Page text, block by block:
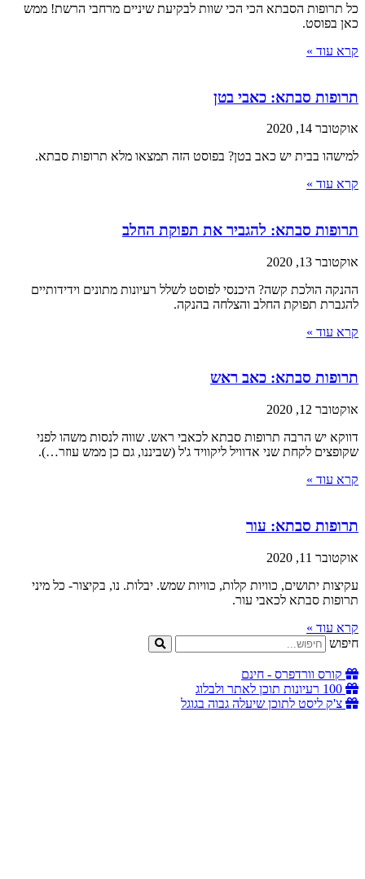
כל תרופות הסבתא הכי הכי שוות לבקיעת שיניים מרחבי הרשת! ממש
כאן בפוסט.
קרא עוד »
תרופות סבתא: כאבי בטן
אוקטובר 14, 2020
למישהו בבית יש כאב בטן? בפוסט הזה תמצאו מלא תרופות סבתא.
קרא עוד »
תרופות סבתא: להגביר את תפוקת החלב
אוקטובר 13, 2020
ההנקה הולכת קשה? היכנסי לפוסט לשלל רעיונות מתונים וידידותיים
להגברת תפוקת החלב והצלחה בהנקה.
קרא עוד »
תרופות סבתא: כאב ראש
אוקטובר 12, 2020
דווקא יש הרבה תרופות סבתא לכאבי ראש. שווה לנסות משהו לפני
שקופצים לקחת שני אדוויל ליקוויד ג'ל (שביננו, גם כן ממש עוזר…).
קרא עוד »
תרופות סבתא: עור
אוקטובר 11, 2020
עקיצות יתושים, כוויות קלות, כוויות שמש. יבלות. נו, בקיצור- כל מיני
תרופות סבתא לכאבי עור.
קרא עוד »
חיפוש
קורס וורדפרס - חינם
100 רעיונות תוכן לאתר ולבלוג
צ'ק ליסט לתוכן שיעלה גבוה בגוגל